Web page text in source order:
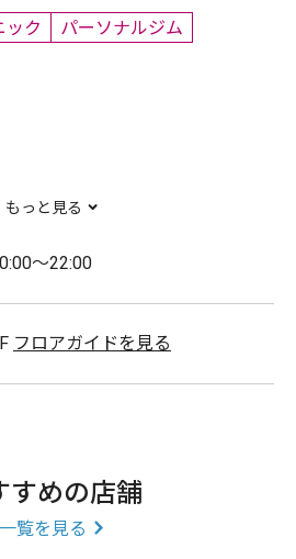
ック パーソナルジム
もっと見る
～22:00
フロアガイドを見る
すめの店舗
一覧を見る